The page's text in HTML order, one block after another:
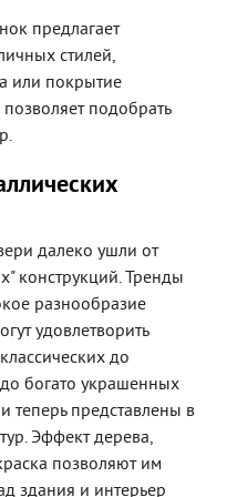
предлагает
стилей,
или покрытие
подобрать
далеко ушли от
конструкций. Тренды
разнообразие
удовлетворить
до
богато украшенных
теперь представлены в
Эффект дерева,
позволяют им
здания и интерьер